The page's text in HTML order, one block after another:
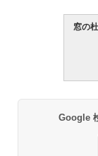
窓の
Google